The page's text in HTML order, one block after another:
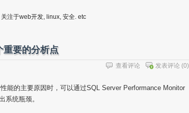
关注于web开发, linux, 安全. etc
重要的分析点
发表评论 (0)
查看评论
能的主要原因时，可以通过SQL Server Performance Monitor
系统瓶颈。